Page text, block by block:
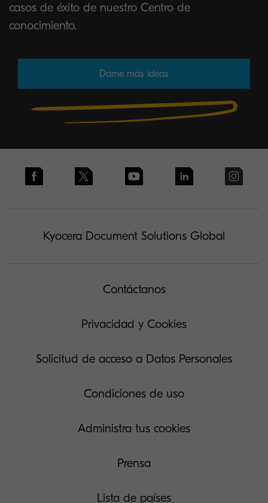
casos de éxito de nuestro Centro de
conocimiento.
Dame más ideas
Kyocera Document Solutions Global
Contáctanos
Privacidad y Cookies
Solicitud de acceso a Datos Personales
Condiciones de uso
Administra tus cookies
Prensa
Lista de países